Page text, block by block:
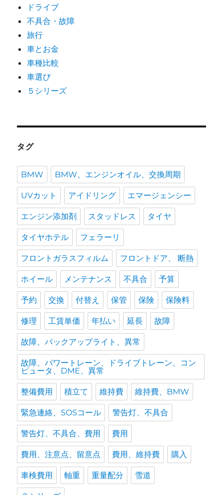
ドライブ
不具合・故障
旅行
車とお金
車種比較
車選び
５シリーズ
タグ
BMW BMW、エンジンオイル、交換周期
UVカット アイドリング エマージェンシー
エンジン添加剤 スタッドレス タイヤ
タイヤホテル フェラーリ
フロントガラスフィルム フロントドア、 断熱
ホイール メンテナンス 不具合 予算
予約 交換 付替え 保管 保険 保険料
修理 工賃単価 年払い 延長 故障
故障、バックアップライト、異常
故障、パワートレーン、ドライブトレーン、コン
ピュータ、DME、異常
整備費用 積立て 維持費 維持費、BMW
緊急連絡、SOSコール 警告灯、不具合
警告灯、不具合、費用 費用
費用、注意点、留意点 費用、維持費 購入
車検費用 軸重 重量配分 雪道